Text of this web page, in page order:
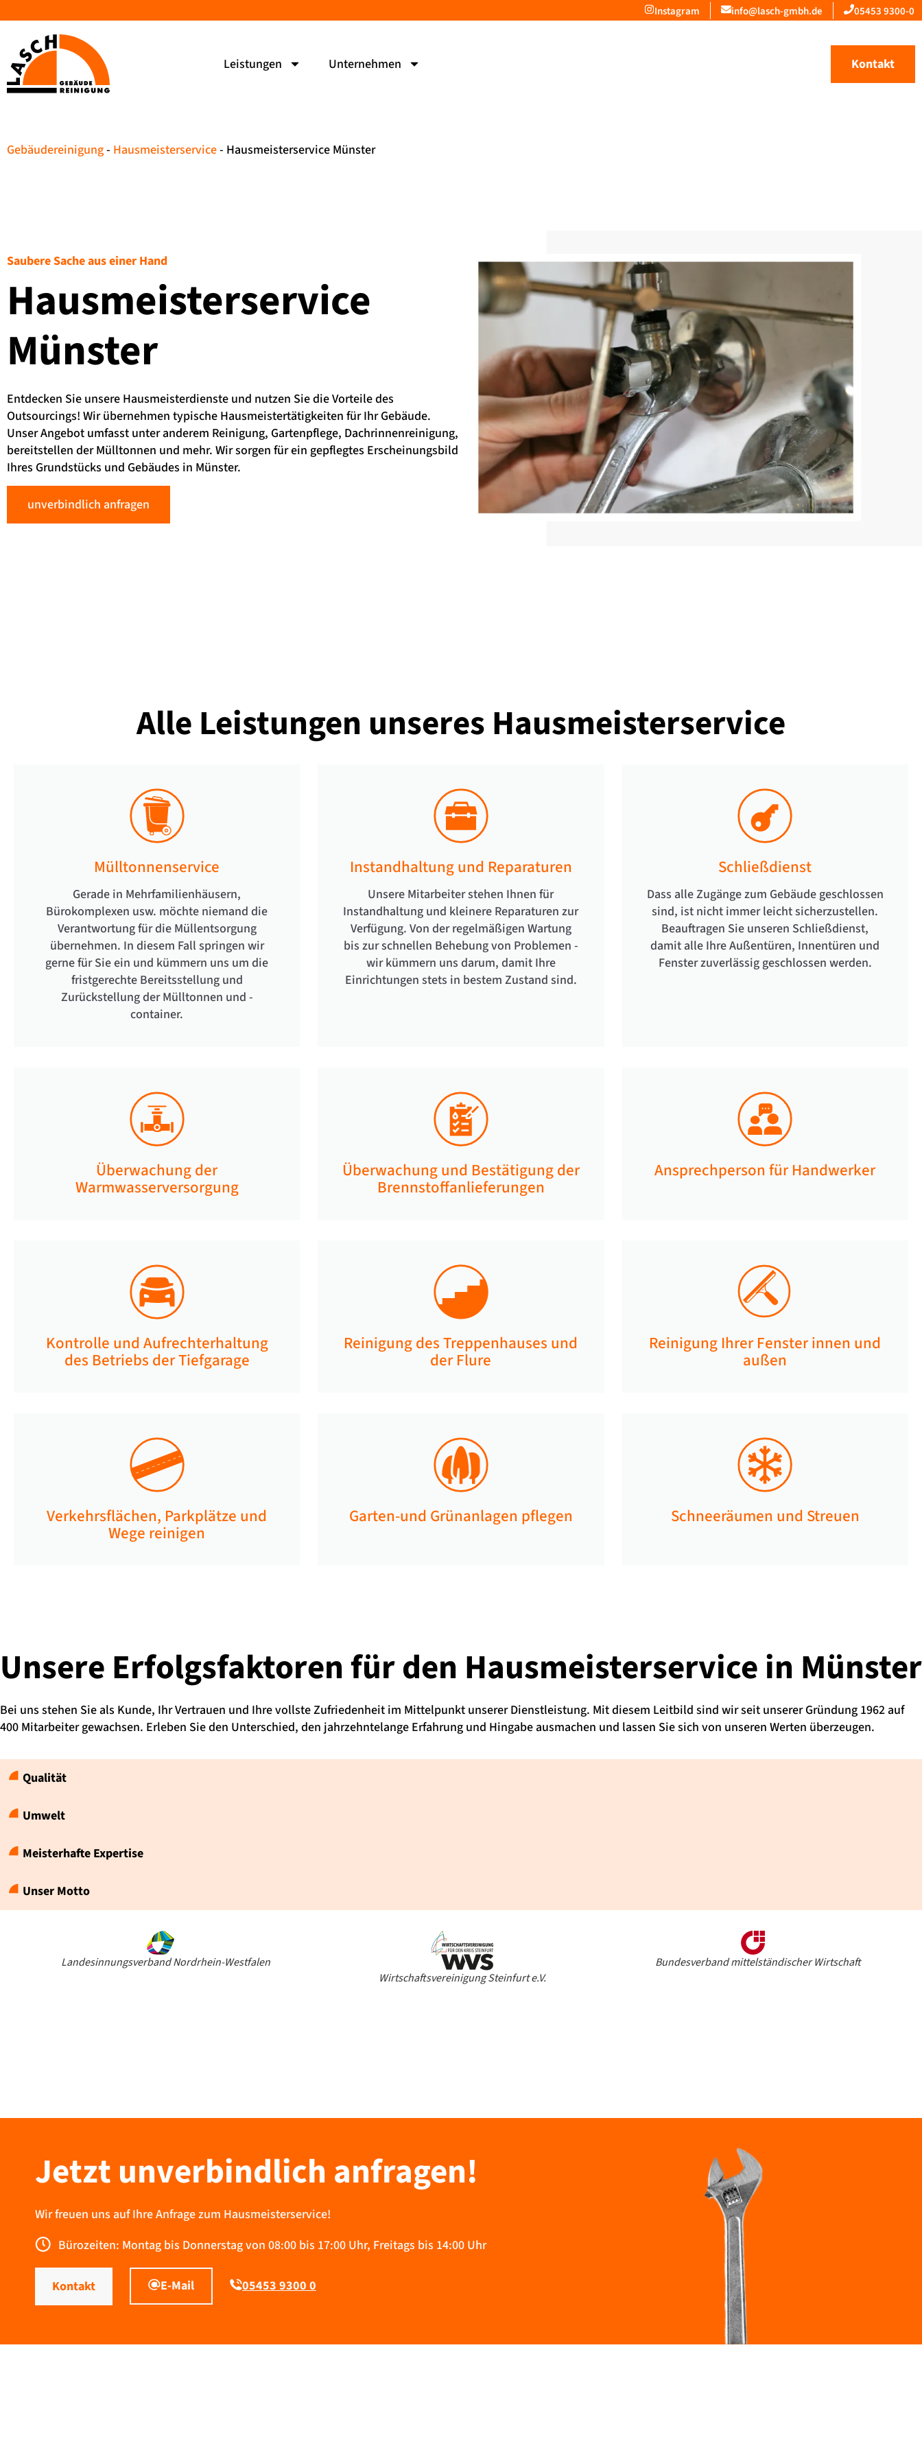
Instagram info@lasch-gmbh.de 05453 9300-0
Leistungen Unternehmen Kontakt
Gebäudereinigung- Hausmeisterservice- Hausmeisterservice Münster
Saubere Sache aus einer Hand
Hausmeister­service
Münster
Entdecken Sie unsere Hausmeisterdienste und nutzen Sie die Vorteile des
Outsourcings! Wir übernehmen typische Hausmeistertätigkeiten für Ihr Gebäude.
Unser Angebot umfasst unter anderem Reinigung, Gartenpflege, Dachrinnenreinigung,
bereitstellen der Mülltonnen und mehr. Wir sorgen für ein gepflegtes Erscheinungsbild
Ihres Grundstücks und Gebäudes in Münster.
unverbindlich anfragen
Alle Leistungen unseres Hausmeisterservice
Mülltonnenservice
Gerade in Mehrfamilienhäusern,
Bürokomplexen usw. möchte niemand die
Verantwortung für die Müllentsorgung
übernehmen. In diesem Fall springen wir
gerne für Sie ein und kümmern uns um die
fristgerechte Bereitsstellung und
Zurückstellung der Mülltonnen und -
container.
Instandhaltung und Reparaturen
Unsere Mitarbeiter stehen Ihnen für
Instandhaltung und kleinere Reparaturen zur
Verfügung. Von der regelmäßigen Wartung
bis zur schnellen Behebung von Problemen -
wir kümmern uns darum, damit Ihre
Einrichtungen stets in bestem Zustand sind.
Schließdienst
Dass alle Zugänge zum Gebäude geschlossen
sind, ist nicht immer leicht sicherzustellen.
Beauftragen Sie unseren Schließdienst,
damit alle Ihre Außentüren, Innentüren und
Fenster zuverlässig geschlossen werden.​
Überwachung der
Warmwasserversorgung​
Überwachung und Bestätigung der
Brennstoffanlieferungen​
Ansprechperson für Handwerker​
Kontrolle und Aufrechterhaltung
des Betriebs der Tiefgarage​
Reinigung des Treppenhauses und
der Flure​​
Reinigung Ihrer Fenster innen und
außen​
Verkehrsflächen, Parkplätze und
Wege reinigen​
Garten-und Grünanlagen pflegen​ Schneeräumen und Streuen​
Unsere Erfolgsfaktoren für den Hausmeisterservicein Münster
Bei uns stehen Sie als Kunde, Ihr Vertrauen und Ihre vollste Zufriedenheit im Mittelpunkt unserer Dienstleistung. Mit diesem Leitbild sind wir seit unserer Gründung 1962 auf
400 Mitarbeiter gewachsen. Erleben Sie den Unterschied, den jahrzehntelange Erfahrung und Hingabe ausmachen und lassen Sie sich von unseren Werten überzeugen.
Qualität
Umwelt
Meisterhafte Expertise
Unser Motto
Landesinnungsverband Nordrhein-Westfalen
Wirtschaftsvereinigung Steinfurt e.V.
Bundesverband mittelständischer Wirtschaft
Jetzt unverbindlich anfragen!
Wir freuen uns auf Ihre Anfrage zum Hausmeisterservice!
Bürozeiten: Montag bis Donnerstag von 08:00 bis 17:00 Uhr, Freitags bis 14:00 Uhr
Kontakt E-Mail 05453 9300 0